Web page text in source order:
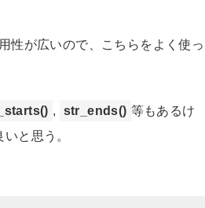
性が広いので、こちらをよく使っ
, str_ends() 等もあるけ
と思う。